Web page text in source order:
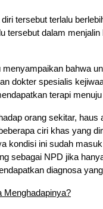
tersebut terlalu
tersebut dalam menjalin
bahwa
dokter spesialis
terapi
orang sekitar, haus
ciri khas yang
kondisi ini sudah
sebagai NPD jika
diagnosa
Menghadapinya?